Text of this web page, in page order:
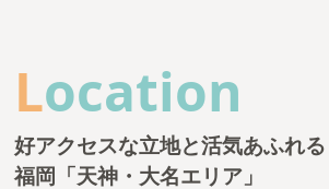
子育ても、仕事も、挑戦も。
Location
好アクセスな立地と活気あふれる
福岡「天神・大名エリア」